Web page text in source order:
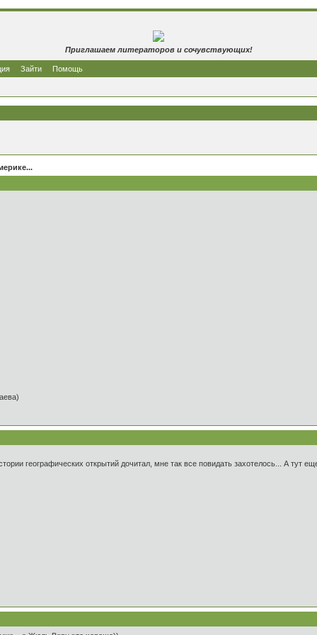
Приглашаем литераторов и сочувствующих!
Зайти Помощь
географических открытий дочитал, мне так все повидать захотелось... А тут